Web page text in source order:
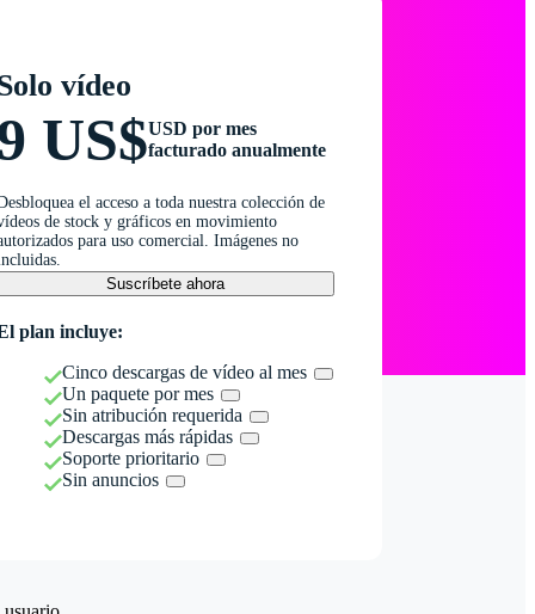
vídeo
US$USD por mes
facturado anualmente
el acceso a toda nuestra colección de
de stock y gráficos en movimiento
para uso comercial. Imágenes no
Suscríbete ahora
plan incluye:
Cinco descargas de vídeo al mes
Un paquete por mes
Sin atribución requerida
Descargas más rápidas
Soporte prioritario
Sin anuncios